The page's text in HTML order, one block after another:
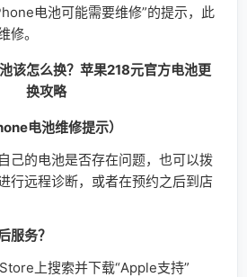
电池可能需要维修”的提示，此
修。
电池维修提示）
的电池是否存在问题，也可以拨
行远程诊断，或者在预约之后到店
务？
上搜索并下载“Apple支持”